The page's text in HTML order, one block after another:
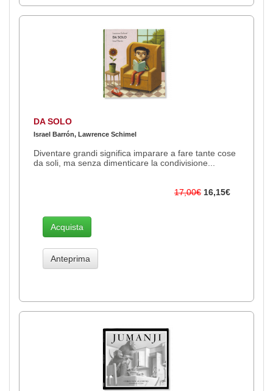
DA SOLO
Israel Barrón, Lawrence Schimel
Diventare grandi significa imparare a fare tante cose
da soli, ma senza dimenticare la condivisione...
17,00€ 16,15€
Acquista
Anteprima